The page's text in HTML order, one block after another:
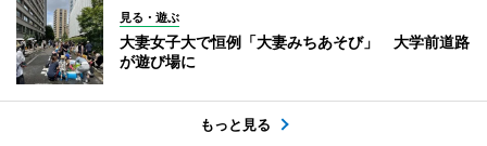
見る・遊ぶ
大妻女子大で恒例「大妻みちあそび」 大学前道路
が遊び場に
もっと見る